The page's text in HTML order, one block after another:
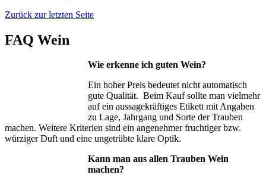
Zurück zur letzten Seite
FAQ Wein
Wie erkenne ich guten Wein?
Ein hoher Preis bedeutet nicht automatisch
gute Qualität. Beim Kauf sollte man vielmehr
auf ein aussagekräftiges Etikett mit Angaben
zu Lage, Jahrgang und Sorte der Trauben
machen. Weitere Kriterien sind ein angenehmer fruchtiger bzw.
würziger Duft und eine ungetrübte klare Optik.
Kann man aus allen Trauben Wein
machen?